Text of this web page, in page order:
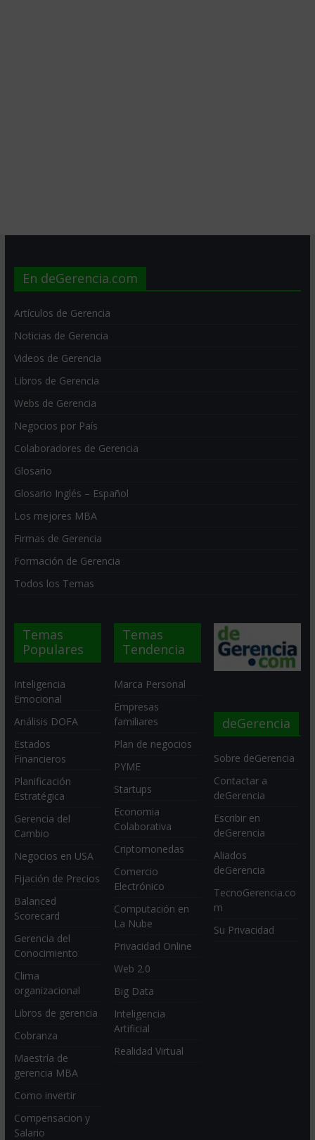
En deGerencia.com
Artículos de Gerencia
Noticias de Gerencia
Videos de Gerencia
Libros de Gerencia
Webs de Gerencia
Negocios por País
Colaboradores de Gerencia
Glosario
Glosario Inglés – Español
Los mejores MBA
Firmas de Gerencia
Formación de Gerencia
Todos los Temas
Temas
Populares
Inteligencia
Emocional
Análisis DOFA
Estados
Financieros
Planificación
Estratégica
Gerencia del
Cambio
Negocios en USA
Fijación de Precios
Balanced
Scorecard
Gerencia del
Conocimiento
Clima
organizacional
Libros de gerencia
Cobranza
Maestría de
gerencia MBA
Como invertir
Compensacion y
Salario
Temas
Tendencia
Marca Personal
Empresas
familiares
Plan de negocios
PYME
Startups
Economia
Colaborativa
Criptomonedas
Comercio
Electrónico
Computación en
La Nube
Privacidad Online
Web 2.0
Big Data
Inteligencia
Artificial
Realidad Virtual
deGerencia
Sobre deGerencia
Contactar a
deGerencia
Escribir en
deGerencia
Aliados
deGerencia
TecnoGerencia.co
m
Su Privacidad